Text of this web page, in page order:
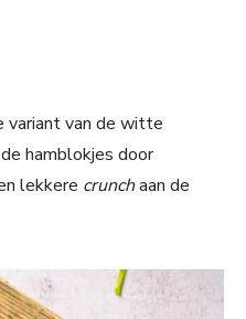
variant van de witte
hamblokjes door
lekkere crunchaan de